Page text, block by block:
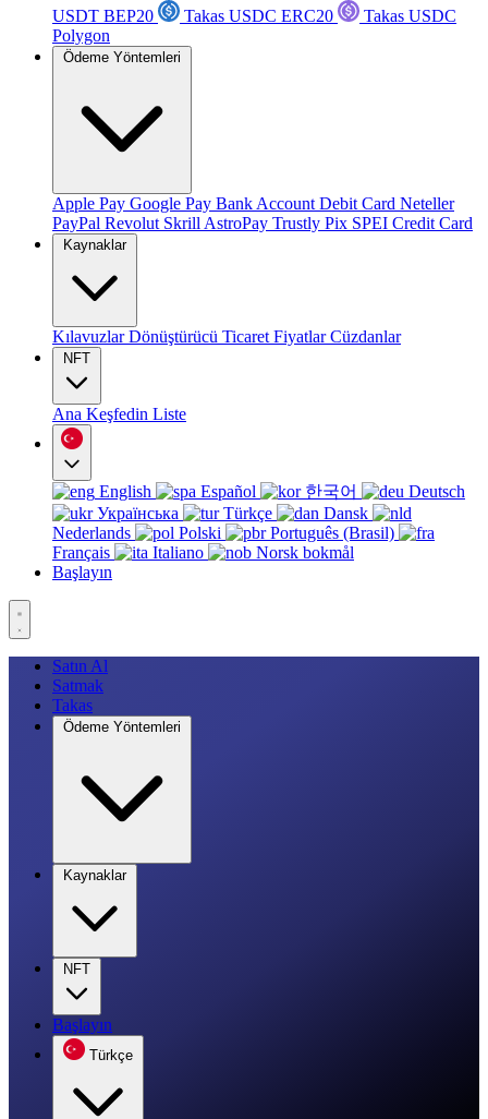
USDT BEP20
Takas USDC ERC20
Takas USDC
Polygon
Ödeme Yöntemleri
Apple Pay Google Pay Bank Account Debit Card Neteller
PayPal Revolut Skrill AstroPay Trustly Pix SPEI Credit Card
Kaynaklar
KılavuzlarDönüştürücü Ticaret FiyatlarCüzdanlar
NFT
Ana Keşfedin Liste
English Español 한국어
Deutsch
Українська
Türkçe
Dansk
Nederlands
Polski
Português (Brasil)
Français
Italiano
Norsk bokmål
Başlayın
Satın Al
Satmak
Takas
Ödeme Yöntemleri
Kaynaklar
NFT
Başlayın
Türkçe